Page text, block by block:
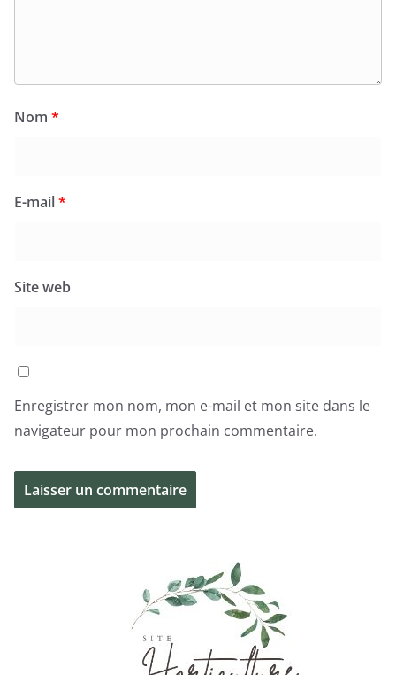
Nom *
E-mail*
Site web
Enregistrer mon nom, mon e-mail et mon site dans le
navigateur pour mon prochain commentaire.